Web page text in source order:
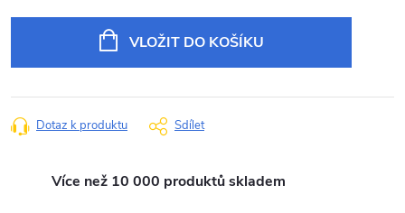
VLOŽIT DO KOŠÍKU
Dotaz k produktu Sdílet
Více než 10 000 produktů skladem